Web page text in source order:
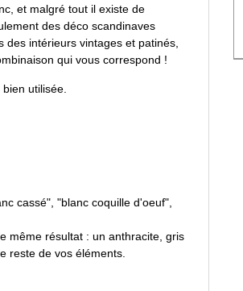
et malgré tout il existe de
des déco scandinaves
intérieurs vintages et patinés,
qui vous correspond !
utilisée.
cassé", "blanc coquille d'oeuf",
même résultat : un anthracite, gris
reste de vos éléments.